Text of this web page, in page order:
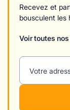
Recevez et
bousculent les
Voir toutes
Votre